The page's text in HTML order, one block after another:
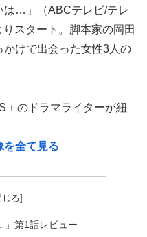
は…」（ABCテレビ/テレ
スタート。脚本家の岡田
けで出会った女性3人の
＋のドラマライターが紐
全て見る
」第1話レビュー